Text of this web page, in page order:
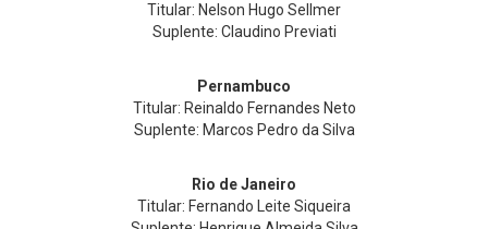
Titular: Nelson Hugo Sellmer
Suplente: Claudino Previati
Pernambuco
Titular: Reinaldo Fernandes Neto
Suplente: Marcos Pedro da Silva
Rio de Janeiro
Titular: Fernando Leite Siqueira